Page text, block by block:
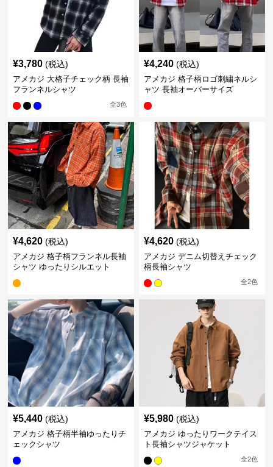
¥3,780 (税込)
アメカジ 大格子チェック柄 長袖
フランネルシャツ
全3色
¥4,240 (税込)
アメカジ 格子柄ロゴ刺繍ネルシ
ャツ 長袖オーバーサイズ
¥4,620 (税込)
アメカジ 格子柄フランネル長袖
シャツ ゆったりシルエット
¥4,620 (税込)
アメカジ デニム切替えチェック
柄長袖シャツ
全2色
¥5,440 (税込)
アメカジ 格子柄半袖ゆったりチ
ェックシャツ
¥5,980 (税込)
アメカジ ゆったりワークテイス
ト長袖シャツジャケット
全2色